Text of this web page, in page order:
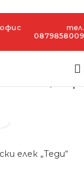
тел.
0879858009
Филтри
елек „Теди“